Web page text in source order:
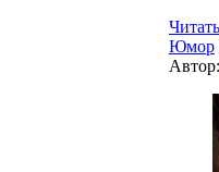
Юмор
Автор: